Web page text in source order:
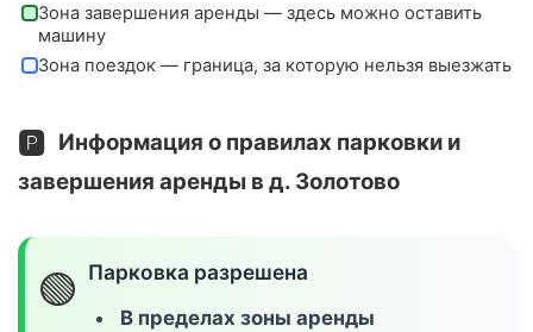
Зона завершения аренды — здесь можно оставить
машину
Зона поездок — граница, за которую нельзя выезжать
🅿️ Информация о правилах парковки и
завершения аренды в д. Золотово
🟢 Парковка разрешена
В пределах зоны аренды